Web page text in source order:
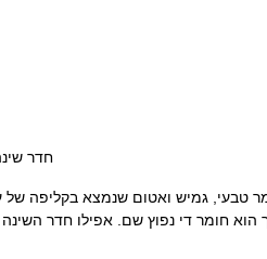
חדר
טבעי, גמיש ואטום שנמצא בקליפה של
הוא חומר די נפוץ שם. אפילו חדר